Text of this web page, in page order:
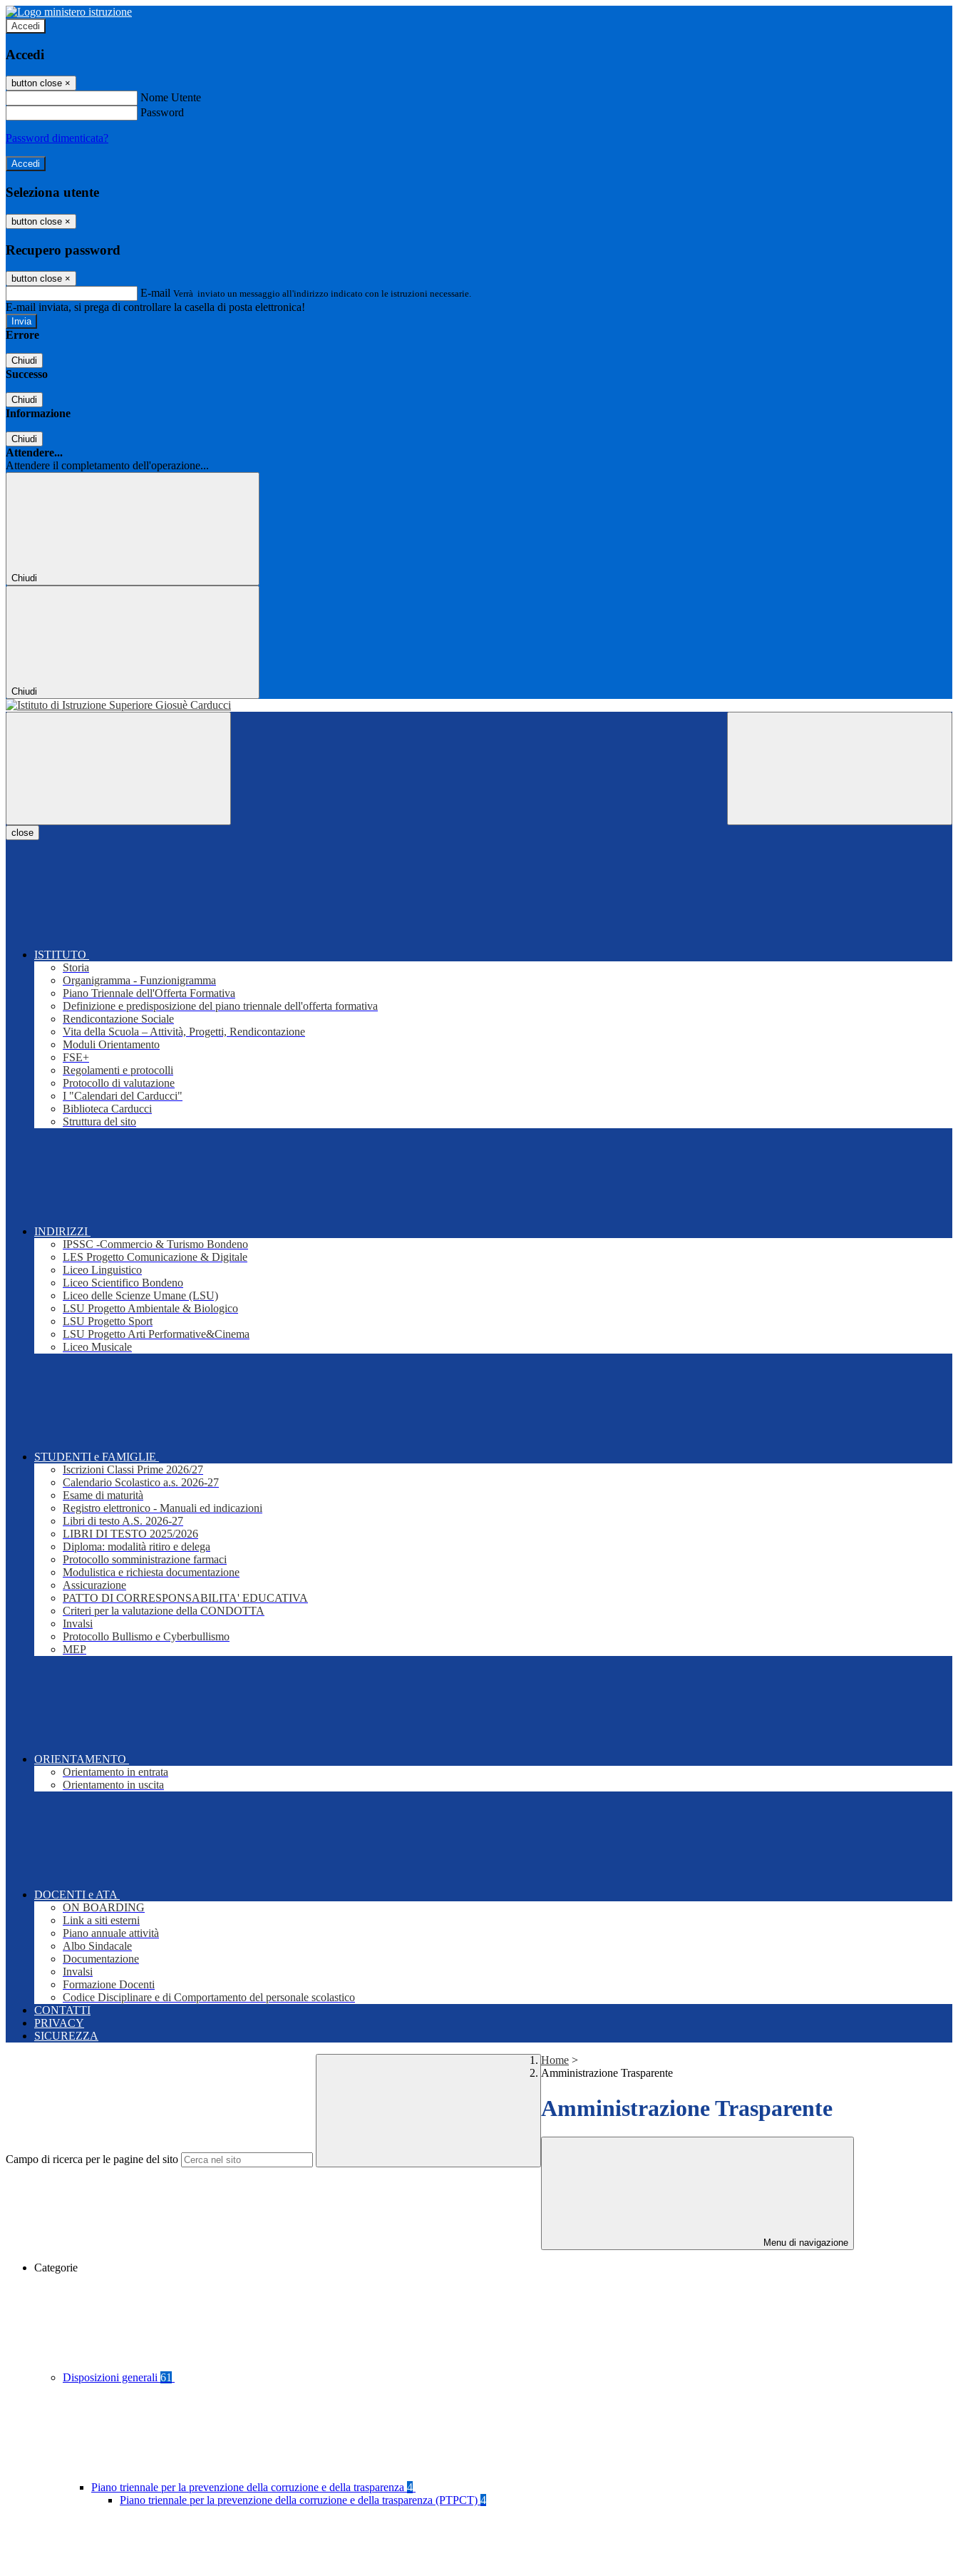
Accedi
Accedi
button close ×
Nome Utente
Password
Password dimenticata?
Seleziona utente
button close ×
Recupero password
button close ×
E-mail Verrà inviato un messaggio all'indirizzo indicato con le istruzioni necessarie.
E-mail inviata, si prega di controllare la casella di posta elettronica!
Errore
Chiudi
Successo
Chiudi
Informazione
Chiudi
Attendere...
Attendere il completamento dell'operazione...
Chiudi
Chiudi
close
ISTITUTO
Storia
Organigramma - Funzionigramma
Piano Triennale dell'Offerta Formativa
Definizione e predisposizione del piano triennale dell'offerta formativa
Rendicontazione Sociale
Vita della Scuola – Attività, Progetti, Rendicontazione
Moduli Orientamento
FSE+
Regolamenti e protocolli
Protocollo di valutazione
I "Calendari del Carducci"
Biblioteca Carducci
Struttura del sito
INDIRIZZI
IPSSC -Commercio & Turismo Bondeno
LES Progetto Comunicazione & Digitale
Liceo Linguistico
Liceo Scientifico Bondeno
Liceo delle Scienze Umane (LSU)
LSU Progetto Ambientale & Biologico
LSU Progetto Sport
LSU Progetto Arti Performative&Cinema
Liceo Musicale
STUDENTI e FAMIGLIE
Iscrizioni Classi Prime 2026/27
Calendario Scolastico a.s. 2026-27
Esame di maturità
Registro elettronico - Manuali ed indicazioni
Libri di testo A.S. 2026-27
LIBRI DI TESTO 2025/2026
Diploma: modalità ritiro e delega
Protocollo somministrazione farmaci
Modulistica e richiesta documentazione
Assicurazione
PATTO DI CORRESPONSABILITA' EDUCATIVA
Criteri per la valutazione della CONDOTTA
Invalsi
Protocollo Bullismo e Cyberbullismo
MEP
ORIENTAMENTO
Orientamento in entrata
Orientamento in uscita
DOCENTI e ATA
ON BOARDING
Link a siti esterni
Piano annuale attività
Albo Sindacale
Documentazione
Invalsi
Formazione Docenti
Codice Disciplinare e di Comportamento del personale scolastico
CONTATTI
PRIVACY
SICUREZZA
Campo di ricerca per le pagine del sito
Home >
Amministrazione Trasparente
Amministrazione Trasparente
Menu di navigazione
Categorie
Disposizioni generali 61
Piano triennale per la prevenzione della corruzione e della trasparenza 4
Piano triennale per la prevenzione della corruzione e della trasparenza (PTPCT) 4